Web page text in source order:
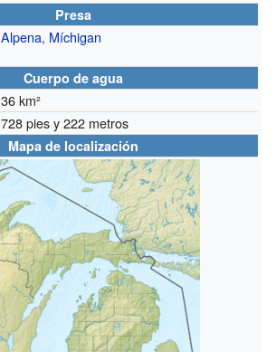
Presa
Alpena, Míchigan
Cuerpo de agua
36 km²
728 pies y 222 metros
Mapa de localización